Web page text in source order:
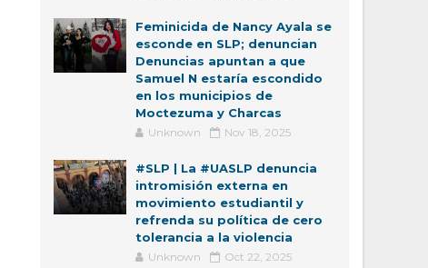
Feminicida de Nancy Ayala se
esconde en SLP; denuncian
Denuncias apuntan a que
Samuel N estaría escondido
en los municipios de
Moctezuma y Charcas
Unknown Nov 18, 2025
#SLP | La #UASLP denuncia
intromisión externa en
movimiento estudiantil y
refrenda su política de cero
tolerancia a la violencia
Unknown Oct 22, 2025